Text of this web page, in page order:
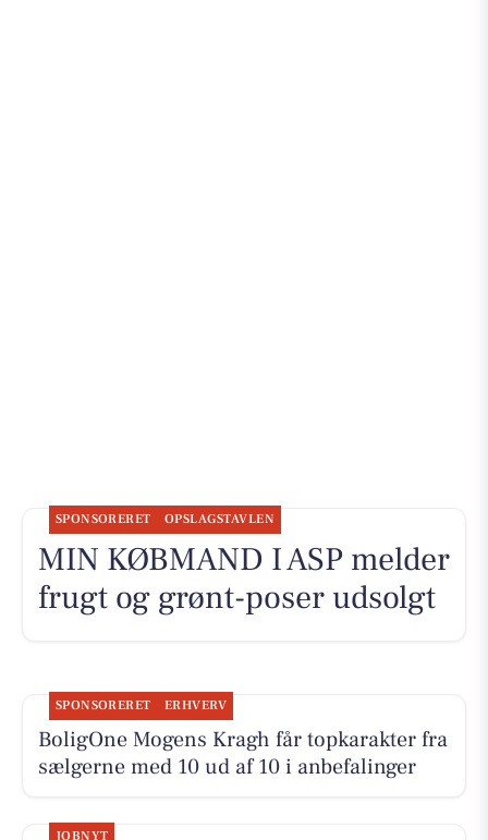
SPONSORERET OPSLAGSTAVLEN
MIN KØBMAND I ASP melder
frugt og grønt-poser udsolgt
SPONSORERET ERHVERV
BoligOne Mogens Kragh får topkarakter fra
sælgerne med 10 ud af 10 i anbefalinger
JOBNYT